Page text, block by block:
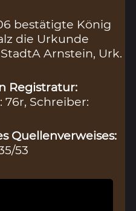
bestätigte König
die Urkunde
Arnstein, Urk.
Registratur:
76r, Schreiber:
Quellenverweises:
53